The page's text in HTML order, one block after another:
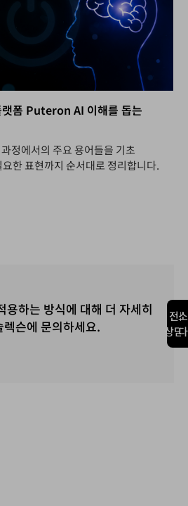
폼 Puteron AI 이해를 돕는
정에서의 주요 용어들을 기초
한 표현까지 순서대로 정리합니다.
용하는 방식에 대해 더 자세히
슨에 문의하세요.
전
상담